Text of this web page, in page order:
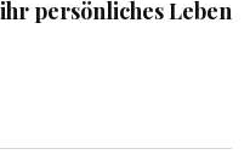
ihr persönliches Leben